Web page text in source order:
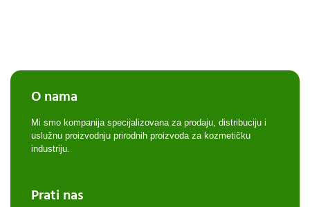
O nama
Mi smo kompanija specijalizovana za prodaju, distribuciju i
uslužnu proizvodnju prirodnih proizvoda za kozmetičku
industriju.
Prati nas